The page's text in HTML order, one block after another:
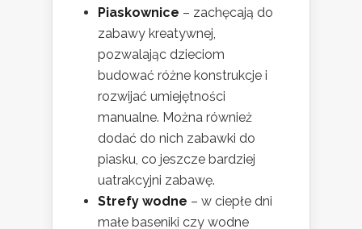
Piaskownice – zachęcają do
zabawy kreatywnej,
pozwalając dzieciom
budować różne konstrukcje i
rozwijać umiejętności
manualne. Można również
dodać do nich zabawki do
piasku, co jeszcze bardziej
uatrakcyjni zabawę.
Strefy wodne – w ciepłe dni
małe baseniki czy wodne